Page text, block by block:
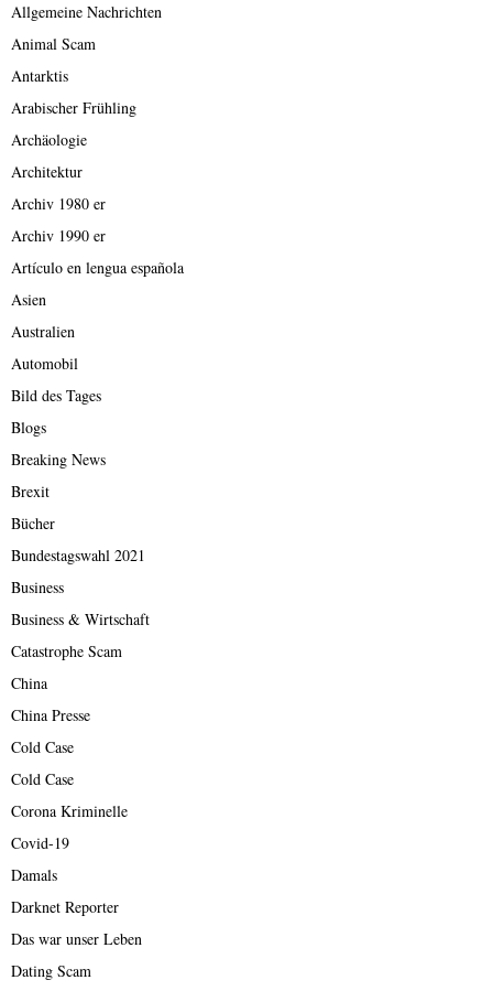
Allgemeine Nachrichten
Animal Scam
Antarktis
Arabischer Frühling
Archäologie
Architektur
Archiv 1980 er
Archiv 1990 er
Artículo en lengua española
Asien
Australien
Automobil
Bild des Tages
Blogs
Breaking News
Brexit
Bücher
Bundestagswahl 2021
Business
Business & Wirtschaft
Catastrophe Scam
China
China Presse
Cold Case
Cold Case
Corona Kriminelle
Covid-19
Damals
Darknet Reporter
Das war unser Leben
Dating Scam